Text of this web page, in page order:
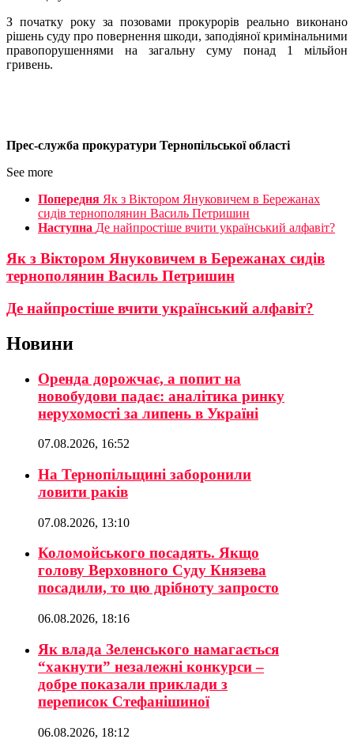
З початку року за позовами прокурорів реально виконано
рішень суду про повернення шкоди, заподіяної кримінальними
правопорушеннями на загальну суму понад 1 мільйон
гривень.
Прес-служба прокуратури Тернопільської області
See more
Попередня Як з Віктором Януковичем в Бережанах
сидів тернополянин Василь Петришин
Наступна Де найпростіше вчити український алфавіт?
Як з Віктором Януковичем в Бережанах сидів
тернополянин Василь Петришин
Де найпростіше вчити український алфавіт?
Новини
Оренда дорожчає, а попит на
новобудови падає: аналітика ринку
нерухомості за липень в Україні
07.08.2026, 16:52
На Тернопільщині заборонили
ловити раків
07.08.2026, 13:10
Коломойського посадять. Якщо
голову Верховного Суду Князева
посадили, то цю дрібноту запросто
06.08.2026, 18:16
Як влада Зеленського намагається
“хакнути” незалежні конкурси –
добре показали приклади з
переписок Стефанішиної
06.08.2026, 18:12